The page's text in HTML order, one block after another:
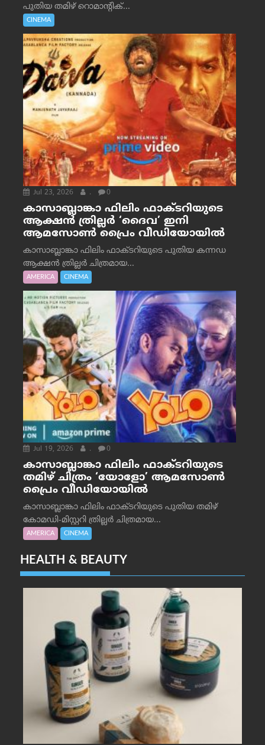
പുതിയ തമിഴ് റൊമാന്റിക്...
CINEMA
Jul 23, 2026 . 0
കാസാബ്ലാങ്കാ ഫിലിം ഫാക്ടറിയുടെ
ആക്ഷൻ ത്രില്ലർ ‘ദൈവ’ ഇനി
ആമസോൺ പ്രൈം വീഡിയോയിൽ
കാസാബ്ലാങ്കാ ഫിലിം ഫാക്ടറിയുടെ പുതിയ കന്നഡ
ആക്ഷൻ ത്രില്ലർ ചിത്രമായ...
AMERICA CINEMA
Jul 19, 2026 . 0
കാസാബ്ലാങ്കാ ഫിലിം ഫാക്ടറിയുടെ
തമിഴ് ചിത്രം ‘യോളോ’ ആമസോൺ
പ്രൈം വീഡിയോയിൽ
കാസാബ്ലാങ്കാ ഫിലിം ഫാക്ടറിയുടെ പുതിയ തമിഴ്
കോമഡി-മിസ്റ്ററി ത്രില്ലർ ചിത്രമായ...
AMERICA CINEMA
HEALTH & BEAUTY